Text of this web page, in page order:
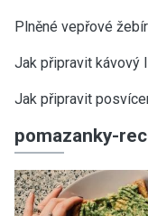
Plněné vepřové
Jak připravit kávový
Jak připravit
pomazanky-